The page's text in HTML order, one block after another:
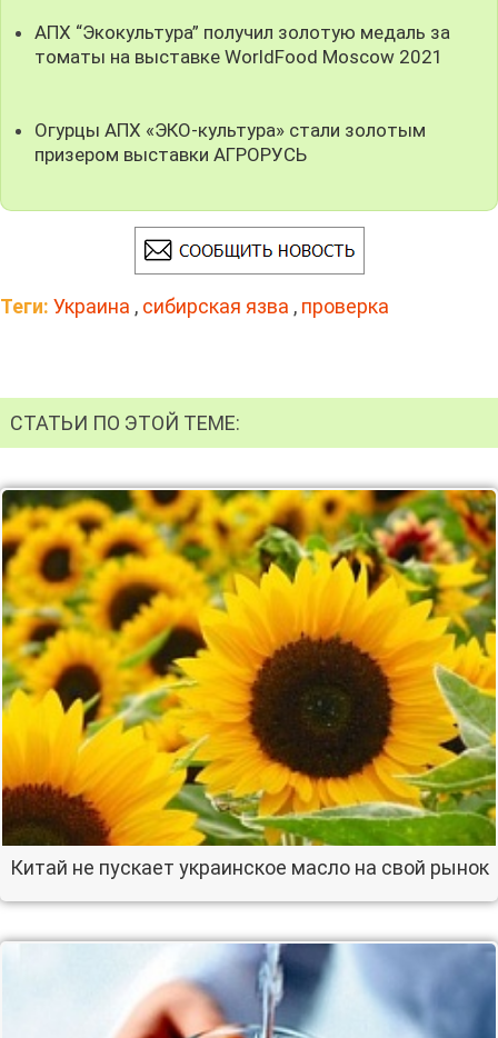
АПХ “Экокультура” получил золотую медаль за
томаты на выставке WorldFood Moscow 2021
Огурцы АПХ «ЭКО-культура» стали золотым
призером выставки АГРОРУСЬ
Теги: Украина , сибирская язва , проверка
СТАТЬИ ПО ЭТОЙ ТЕМЕ:
Китай не пускает украинское масло на свой рынок